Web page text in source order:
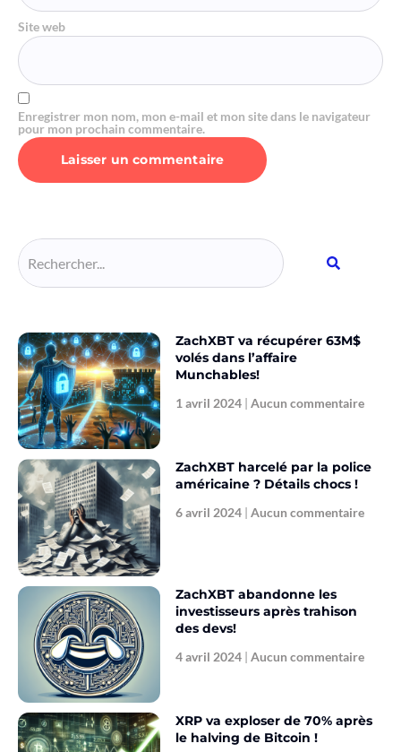
Site web
Enregistrer mon nom, mon e-mail et mon site dans le navigateur
pour mon prochain commentaire.
ZachXBT va récupérer 63M$
volés dans l’affaire
Munchables!
1 avril 2024 Aucun commentaire
ZachXBT harcelé par la police
américaine ? Détails chocs !
6 avril 2024 Aucun commentaire
ZachXBT abandonne les
investisseurs après trahison
des devs!
4 avril 2024 Aucun commentaire
XRP va exploser de 70% après
le halving de Bitcoin !